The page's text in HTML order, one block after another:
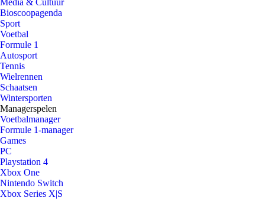
Media & Cultuur
Bioscoopagenda
Sport
Voetbal
Formule 1
Autosport
Tennis
Wielrennen
Schaatsen
Wintersporten
Managerspelen
Voetbalmanager
Formule 1-manager
Games
PC
Playstation 4
Xbox One
Nintendo Switch
Xbox Series X|S